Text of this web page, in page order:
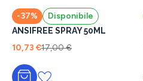
-37% Disponibile
ANSIFREE SPRAY 50ML
10,73 €17,00 €